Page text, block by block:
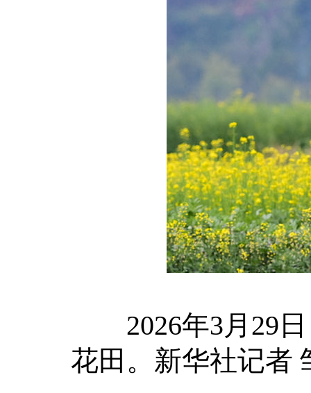
2026年3月29日
花田。新华社记者